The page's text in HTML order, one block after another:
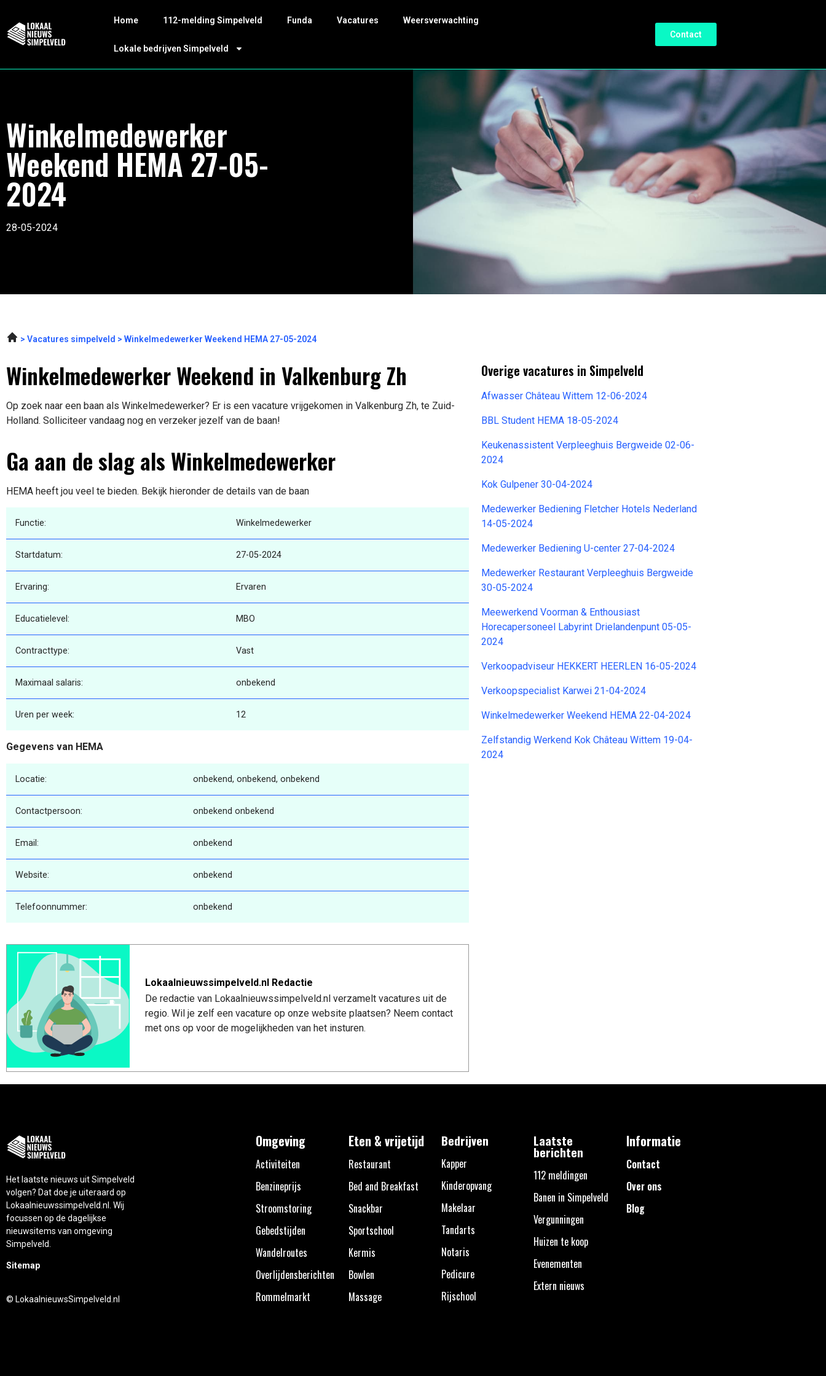
Home 112-melding Simpelveld Funda Vacatures Weersverwachting
Lokale bedrijven Simpelveld
Contact
Winkelmedewerker
Weekend HEMA 27-05-
2024
28-05-2024
Vacatures simpelveld Winkelmedewerker Weekend HEMA 27-05-2024
Winkelmedewerker Weekend in Valkenburg Zh
Op zoek naar een baan als Winkelmedewerker? Er is een vacature vrijgekomen in Valkenburg Zh, te Zuid-
Holland. Solliciteer vandaag nog en verzeker jezelf van de baan!
Ga aan de slag als Winkelmedewerker
HEMA heeft jou veel te bieden. Bekijk hieronder de details van de baan
Functie: Winkelmedewerker
Startdatum: 27-05-2024
Ervaring: Ervaren
Educatielevel: MBO
Contracttype: Vast
Maximaal salaris: onbekend
Uren per week: 12
Gegevens van HEMA
Locatie: onbekend, onbekend, onbekend
Contactpersoon: onbekend onbekend
Email: onbekend
Website: onbekend
Telefoonnummer: onbekend
Lokaalnieuwssimpelveld.nl Redactie
De redactie van Lokaalnieuwssimpelveld.nl verzamelt vacatures uit de
regio. Wil je zelf een vacature op onze website plaatsen? Neem contact
met ons op voor de mogelijkheden van het insturen.
Overige vacatures in Simpelveld
Afwasser Château Wittem 12-06-2024
BBL Student HEMA 18-05-2024
Keukenassistent Verpleeghuis Bergweide 02-06-
2024
Kok Gulpener 30-04-2024
Medewerker Bediening Fletcher Hotels Nederland
14-05-2024
Medewerker Bediening U-center 27-04-2024
Medewerker Restaurant Verpleeghuis Bergweide
30-05-2024
Meewerkend Voorman & Enthousiast
Horecapersoneel Labyrint Drielandenpunt 05-05-
2024
Verkoopadviseur HEKKERT HEERLEN 16-05-2024
Verkoopspecialist Karwei 21-04-2024
Winkelmedewerker Weekend HEMA 22-04-2024
Zelfstandig Werkend Kok Château Wittem 19-04-
2024
Het laatste nieuws uit Simpelveld
volgen? Dat doe je uiteraard op
Lokaalnieuwssimpelveld.nl. Wij
focussen op de dagelijkse
nieuwsitems van omgeving
Simpelveld.
Sitemap
© LokaalnieuwsSimpelveld.nl
Omgeving
Activiteiten
Benzineprijs
Stroomstoring
Gebedstijden
Wandelroutes
Overlijdensberichten
Rommelmarkt
Eten & vrijetijd
Restaurant
Bed and Breakfast
Snackbar
Sportschool
Kermis
Bowlen
Massage
Bedrijven
Kapper
Kinderopvang
Makelaar
Tandarts
Notaris
Pedicure
Rijschool
Laatste
berichten
112 meldingen
Banen in Simpelveld
Vergunningen
Huizen te koop
Evenementen
Extern nieuws
Informatie
Contact
Over ons
Blog